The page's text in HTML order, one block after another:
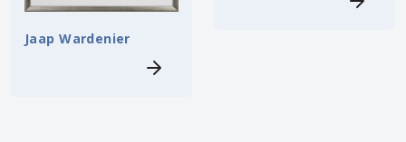
Jaap Wardenier